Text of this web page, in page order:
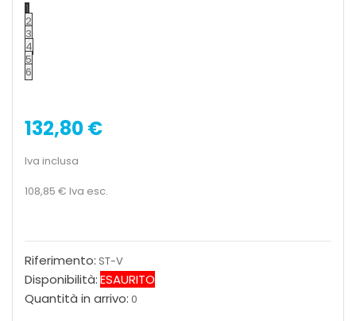
1
2
3
4
5
6
132,80 €
Iva inclusa
108,85 € Iva esc.
Riferimento: ST-V
Disponibilità:ESAURITO
Quantità in arrivo: 0